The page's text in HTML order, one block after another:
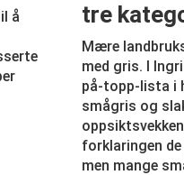
å
tre
Mære
med gris. I
på-topp-lista i
smågris og
forklaringen
men mange